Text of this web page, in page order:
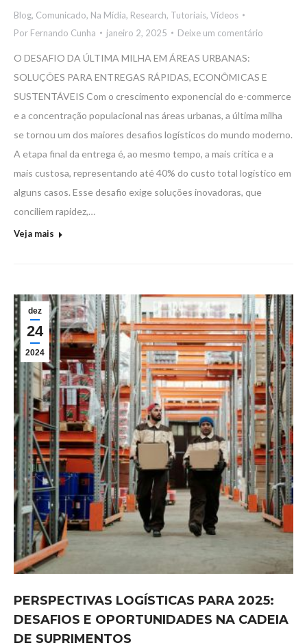
Blog, Comunicado, Na Mídia, Research, Tutoriais, Vídeos
Por Fernando Cunha janeiro 2, 2025 Deixe um comentário
O DESAFIO DA ÚLTIMA MILHA EM ÁREAS URBANAS:
SOLUÇÕES PARA ENTREGAS RÁPIDAS, ECONÔMICAS E
SUSTENTÁVEIS Com o crescimento exponencial do e-commerce
e a concentração populacional nas áreas urbanas, a última milha
se tornou um dos maiores desafios logísticos do mundo moderno.
A etapa final da entrega é, ao mesmo tempo, a mais crítica e a
mais custosa, representando até 40% do custo total logístico em
alguns casos. Esse desafio exige soluções inovadoras, que
conciliem rapidez,…
Veja mais
dez
24
2024
PERSPECTIVAS LOGÍSTICAS PARA 2025:
DESAFIOS E OPORTUNIDADES NA CADEIA
DE SUPRIMENTOS